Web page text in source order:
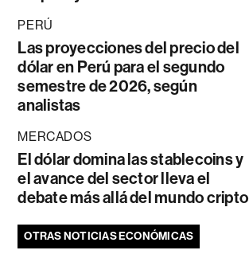
PERÚ
Las proyecciones del precio del
dólar en Perú para el segundo
semestre de 2026, según
analistas
MERCADOS
El dólar domina las stablecoins y
el avance del sector lleva el
debate más allá del mundo cripto
OTRAS NOTICIAS ECONÓMICAS